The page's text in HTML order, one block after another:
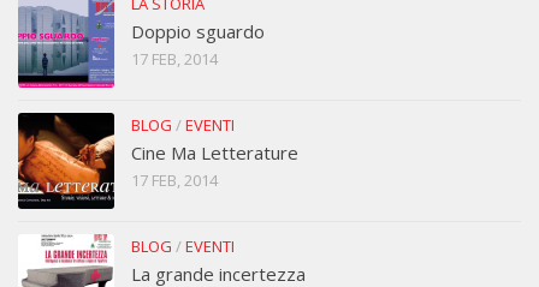
Doppio sguardo
17 FEB, 2014
BLOG /EVENTI
Cine Ma Letterature
17 FEB, 2014
BLOG /EVENTI
La grande incertezza